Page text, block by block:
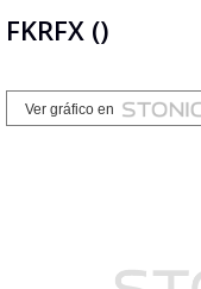
FKRFX ()